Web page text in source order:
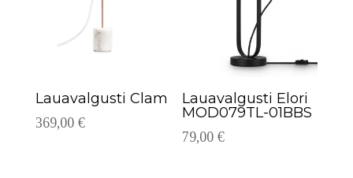
Lauavalgusti Clam
369,00 €
Lauavalgusti Elori
MOD079TL-01BBS
79,00€